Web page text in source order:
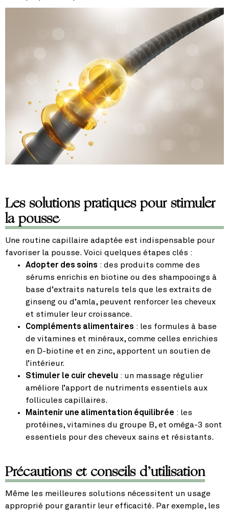
Les solutions pratiques pour stimuler
la pousse
Une routine capillaire adaptée est indispensable pour
favoriser la pousse. Voici quelques étapes clés :
Adopter des soins : des produits comme des
sérums enrichis en biotine ou des shampooings à
base d’extraits naturels tels que les extraits de
ginseng ou d’amla, peuvent renforcer les cheveux
et stimuler leur croissance.
Compléments alimentaires : les formules à base
de vitamines et minéraux, comme celles enrichies
en D-biotine et en zinc, apportent un soutien de
l’intérieur.
Stimuler le cuir chevelu : un massage régulier
améliore l’apport de nutriments essentiels aux
follicules capillaires.
Maintenir une alimentation équilibrée : les
protéines, vitamines du groupe B, et oméga-3 sont
essentiels pour des cheveux sains et résistants.
Précautions et conseils d’utilisation
Même les meilleures solutions nécessitent un usage
approprié pour garantir leur efficacité. Par exemple, les